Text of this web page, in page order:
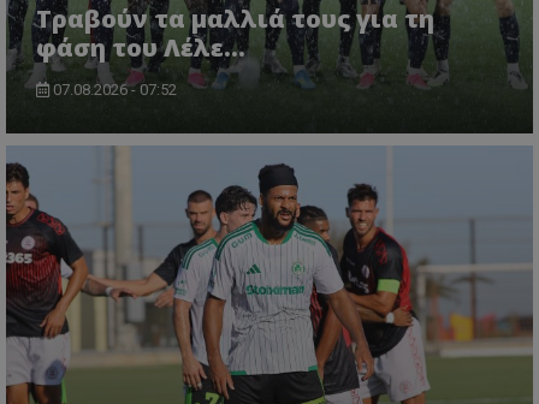
Τραβούν τα μαλλιά τους για τη
φάση του Λέλε…
07.08.2026 - 07:52